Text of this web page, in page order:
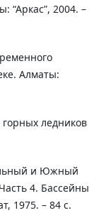
“Аркас”, 2004. –
Алматы:
ледников
и Южный
4. Бассейны
1975. – 84 с.